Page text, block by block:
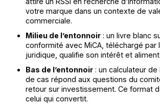
votre marque dans un contexte de
commerciale.
Milieu de l’entonnoir : un livre blanc
conformité avec MiCA, téléchargé par
juridique, qualifie son intérêt et
Bas de l’entonnoir : un calculateur de
de cas répond aux questions du
retour sur investissement. Ce format
celui qui convertit.